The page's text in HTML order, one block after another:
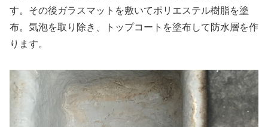
す。その後ガラスマットを敷いてポリエステル樹脂を塗
布。気泡を取り除き、トップコートを塗布して防水層を作
ります。